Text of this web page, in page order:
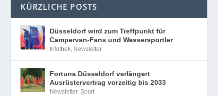
KÜRZLICHE POSTS
Düsseldorf wird zum Treffpunkt für
Campervan-Fans und Wassersportler
Infothek, Newsletter
Fortuna Düsseldorf verlängert
Ausrüstervertrag vorzeitig bis 2033
Newsletter,Sport